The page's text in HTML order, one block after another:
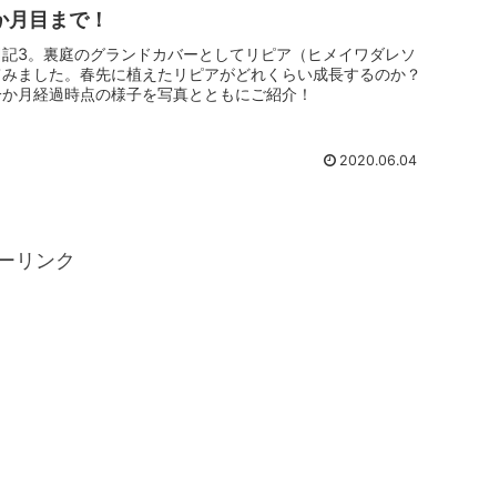
月目まで！
3。裏庭のグランドカバーとしてリピア（ヒメイワダレソ
ました。春先に植えたリピアがどれくらい成長するのか？
月経過時点の様子を写真とともにご紹介！
2020.06.04
リンク